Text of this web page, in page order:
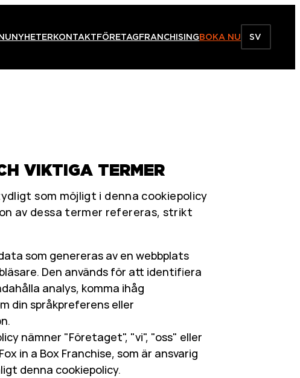
NYHETERKONTAKTFÖRETAGFRANCHISINGBOKA NU SV
VIKTIGA TERMER
som möjligt i denna cookiepolicy
av dessa termer refereras, strikt
som genereras av en webbplats
Den används för att identifiera
analys, komma ihåg
din språkpreferens eller
nämner "Företaget", "vi", "oss" eller
in a Box Franchise, som är ansvarig
denna cookiepolicy.